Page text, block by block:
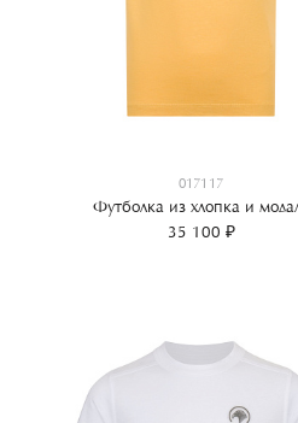
017117
Футболка из хлопка и
35 100 ₽